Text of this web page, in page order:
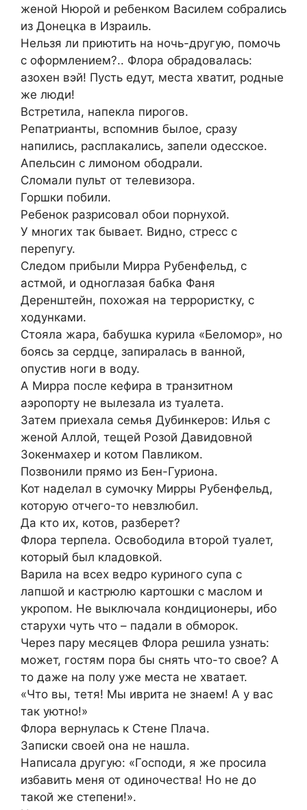
женой Нюрой и ребенком Василем собрались
из Донецка в Израиль.
Нельзя ли приютить на ночь-другую, помочь
с оформлением?.. Флора обрадовалась:
азохен вэй! Пусть едут, места хватит, родные
же люди!
Встретила, напекла пирогов.
Репатрианты, вспомнив былое, сразу
напились, расплакались, запели одесское.
Апельсин с лимоном ободрали.
Сломали пульт от телевизора.
Горшки побили.
Ребенок разрисовал обои порнухой.
У многих так бывает. Видно, стресс с
перепугу.
Следом прибыли Мирра Рубенфельд, с
астмой, и одноглазая бабка Фаня
Деренштейн, похожая на террористку, с
ходунками.
Стояла жара, бабушка курила «Беломор», но
боясь за сердце, запиралась в ванной,
опустив ноги в воду.
А Мирра после кефира в транзитном
аэропорту не вылезала из туалета.
Затем приехала семья Дубинкеров: Илья с
женой Аллой, тещей Розой Давидовной
Зокенмахер и котом Павликом.
Позвонили прямо из Бен-Гуриона.
Кот наделал в сумочку Мирры Рубенфельд,
которую отчего-то невзлюбил.
Да кто их, котов, разберет?
Флора терпела. Освободила второй туалет,
который был кладовкой.
Варила на всех ведро куриного супа с
лапшой и кастрюлю картошки с маслом и
укропом. Не выключала кондиционеры, ибо
старухи чуть что – падали в обморок.
Через пару месяцев Флора решила узнать:
может, гостям пора бы снять что-то свое? А
то даже на полу уже места не хватает.
«Что вы, тетя! Мы иврита не знаем! А у вас
так уютно!»
Флора вернулась к Стене Плача.
Записки своей она не нашла.
Написала другую: «Господи, я же просила
избавить меня от одиночества! Но не до
такой же степени!».